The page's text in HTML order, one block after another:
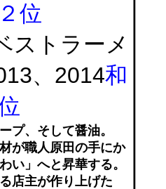
位
ストラーメ
、2014和
プ、そして醤油。
が職人原田の手にか
い」へと昇華する。
店主が作り上げた